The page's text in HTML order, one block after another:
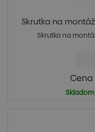
Skrutka na
Skrutka na